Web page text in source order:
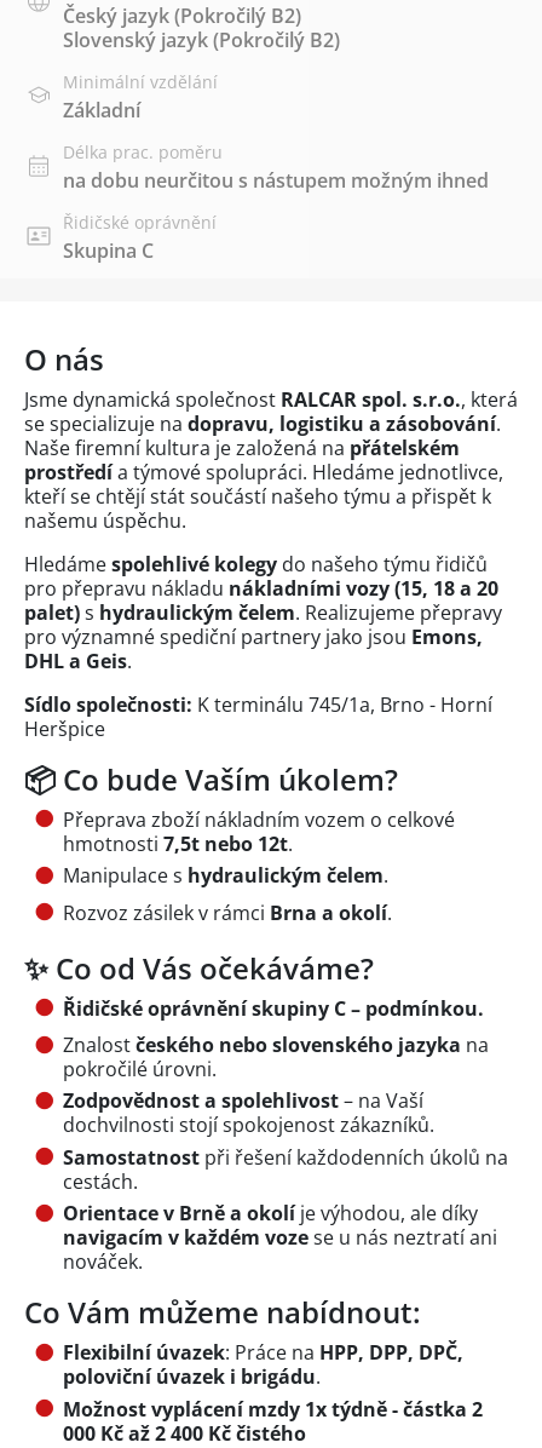
Český jazyk(Pokročilý B2)
Slovenský jazyk(Pokročilý B2)
Minimální vzdělání
Základní
Délka prac. poměru
na dobu neurčitou s nástupem možným ihned
Řidičské oprávnění
Skupina C
O nás
Jsme dynamická společnost RALCAR spol. s.r.o., která
se specializuje na dopravu, logistiku a zásobování.
Naše firemní kultura je založená na přátelském
prostředía týmové spolupráci. Hledáme jednotlivce,
kteří se chtějí stát součástí našeho týmu a přispět k
našemu úspěchu.
Hledámespolehlivé kolegy do našeho týmu řidičů
pro přepravu nákladu nákladními vozy (15, 18 a 20
palet)s hydraulickým čelem. Realizujeme přepravy
pro významné spediční partnery jako jsou Emons,
DHL a Geis.
Sídlo společnosti: K terminálu 745/1a, Brno - Horní
Heršpice
📦 Co bude Vaším úkolem?
Přeprava zboží nákladním vozem o celkové
hmotnosti 7,5t nebo 12t.
Manipulace s hydraulickým čelem.
Rozvoz zásilek v rámci Brna a okolí.
✨ Co od Vás očekáváme?
Řidičské oprávnění skupiny C – podmínkou.
Znalostčeského nebo slovenského jazyka na
pokročilé úrovni.
Zodpovědnost a spolehlivost– na Vaší
dochvilnosti stojí spokojenost zákazníků.
Samostatnost při řešení každodenních úkolů na
cestách.
Orientace v Brně a okolíje výhodou, ale díky
navigacím v každém vozese u nás neztratí ani
nováček.
Co Vám můžeme nabídnout:
Flexibilní úvazek: Práce na HPP, DPP, DPČ,
poloviční úvazek i brigádu.
Možnost vyplácení mzdy 1x týdně - částka 2
000 Kč až 2 400 Kč čistého